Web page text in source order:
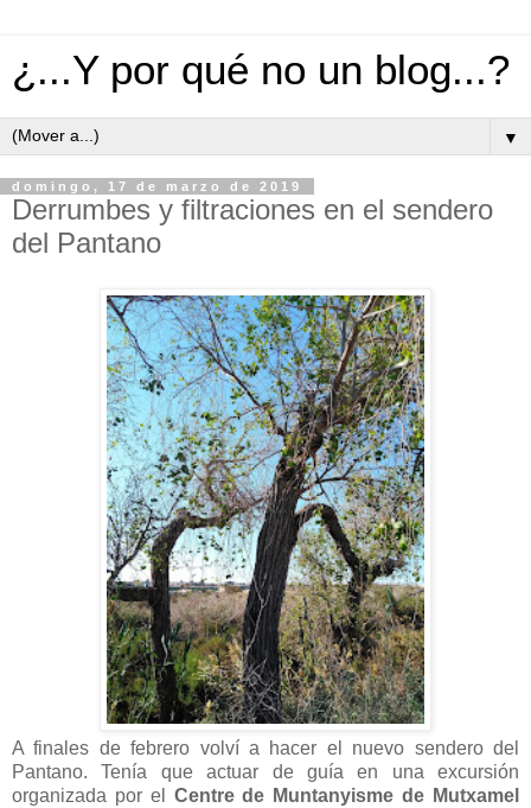
¿...Y por qué no un blog...?
▼
domingo, 17 de marzo de 2019
Derrumbes y filtraciones en el sendero
del Pantano
A finales de febrero volví a hacer el nuevo sendero del
Pantano. Tenía que actuar de guía en una excursión
organizada por el Centre de Muntanyisme de Mutxamel